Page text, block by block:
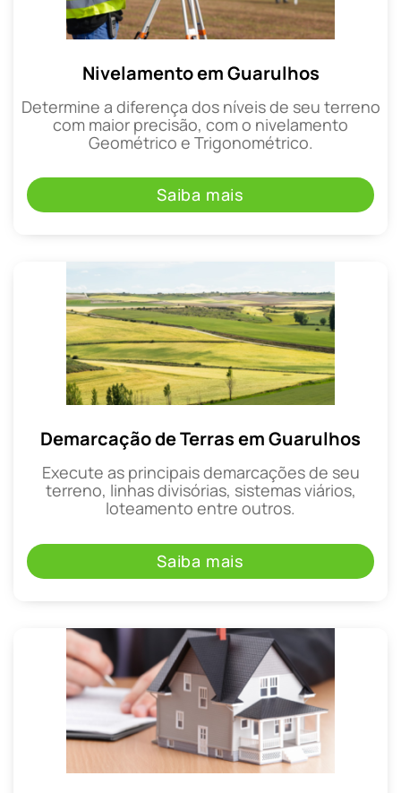
Nivelamento em Guarulhos
Determine a diferença dos níveis de seu terreno
com maior precisão, com o nivelamento
Geométrico e Trigonométrico.
Saiba mais
Demarcação de Terras em Guarulhos
Execute as principais demarcações de seu
terreno, linhas divisórias, sistemas viários,
loteamento entre outros.
Saiba mais